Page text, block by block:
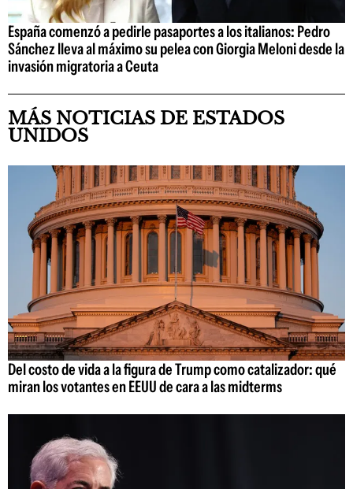
España comenzó a pedirle pasaportes a los italianos: Pedro
Sánchez lleva al máximo su pelea con Giorgia Meloni desde la
invasión migratoria a Ceuta
MÁS NOTICIAS DE ESTADOS
UNIDOS
Del costo de vida a la figura de Trump como catalizador: qué
miran los votantes en EEUU de cara a las midterms